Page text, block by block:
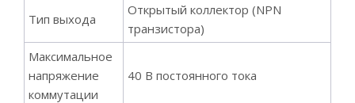
Тип выхода
Открытый коллектор (NPN
транзистора)
Максимальное
напряжение
коммутации
40 В постоянного тока